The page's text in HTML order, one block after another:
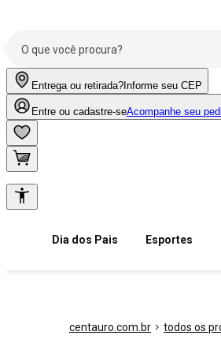
Entrega ou retirada? Informe seu CEP
Entre ou cadastre-seAcompanhe seu
Dia dos Pais Esportes
centauro.com.br todos os